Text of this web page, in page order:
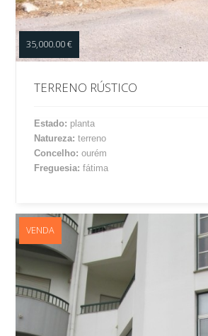
35,000.00 €
TERRENO RÚSTICO
Estado: planta
Natureza:terreno
Concelho:ourém
Freguesia:fátima
VENDA